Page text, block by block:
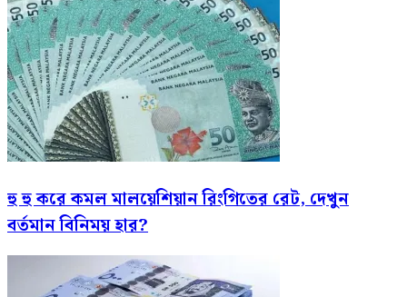
হু হু করে কমল মালয়েশিয়ান রিংগিতের রেট, দেখুন
বর্তমান বিনিময় হার?